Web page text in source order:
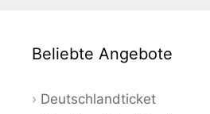
Beliebte Angebote
Deutschlandticket